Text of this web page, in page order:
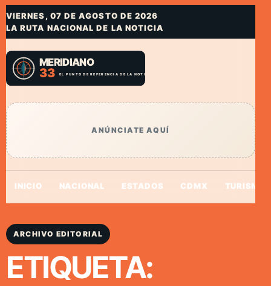
VIERNES, 07 DE AGOSTO DE 2026
LA RUTA NACIONAL DE LA NOTICIA
ANÚNCIATE AQUÍ
INICIO NACIONAL ESTADOS CDMX TURISMO
ARCHIVO EDITORIAL
ETIQUETA: